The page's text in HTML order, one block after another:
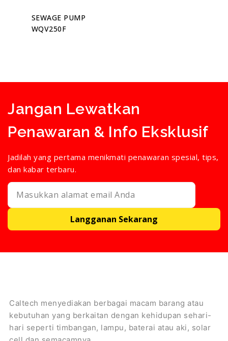
SEWAGE PUMP
WQV250F
Jangan Lewatkan
Penawaran & Info Eksklusif
Jadilah yang pertama menikmati penawaran spesial, tips,
dan kabar terbaru.
Caltech menyediakan berbagai macam barang atau
kebutuhan yang berkaitan dengan kehidupan sehari-
hari seperti timbangan, lampu, baterai atau aki, solar